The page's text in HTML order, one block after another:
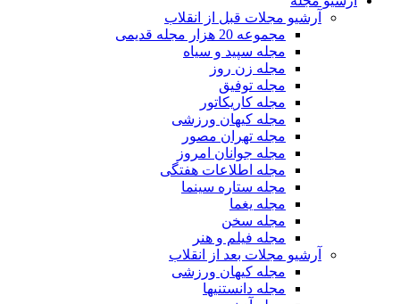
آرشیو مجلات قبل از انقلاب
مجموعه 20 هزار مجله قدیمی
مجله سپید و سیاه
مجله زن روز
مجله توفیق
مجله کاریکاتور
مجله کیهان ورزشی
مجله تهران مصور
مجله جوانان امروز
مجله اطلاعات هفتگی
مجله ستاره سینما
مجله یغما
مجله سخن
مجله فیلم و هنر
آرشیو مجلات بعد از انقلاب
مجله کیهان ورزشی
مجله دانستنیها